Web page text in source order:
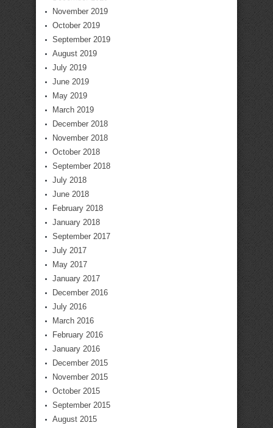
November 2019
October 2019
September 2019
August 2019
July 2019
June 2019
May 2019
March 2019
December 2018
November 2018
October 2018
September 2018
July 2018
June 2018
February 2018
January 2018
September 2017
July 2017
May 2017
January 2017
December 2016
July 2016
March 2016
February 2016
January 2016
December 2015
November 2015
October 2015
September 2015
August 2015